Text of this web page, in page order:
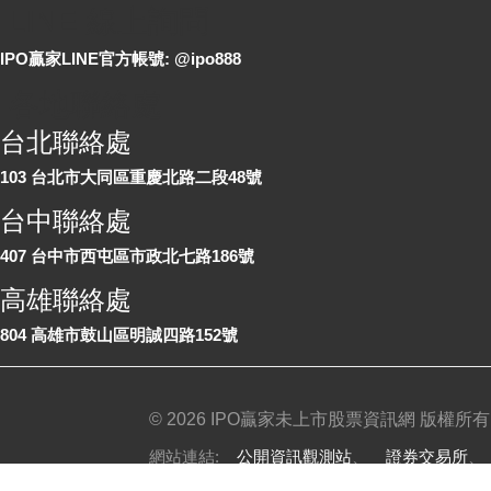
IPO贏家LINE官方帳號: @ipo888
台北聯絡處
103 台北市大同區重慶北路二段48號
台中聯絡處
407 台中市西屯區市政北七路186號
高雄聯絡處
804 高雄市鼓山區明誠四路152號
© 2026 IPO贏家未上市股票資訊網 版權所有
網站連結: 公開資訊觀測站、 證券交易所